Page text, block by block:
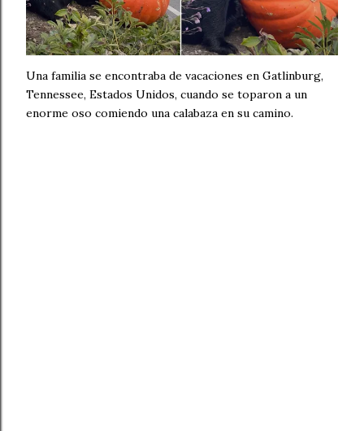
Una familia se encontraba de vacaciones en Gatlinburg,
Tennessee, Estados Unidos, cuando se toparon a un
enorme oso comiendo una calabaza en su camino.